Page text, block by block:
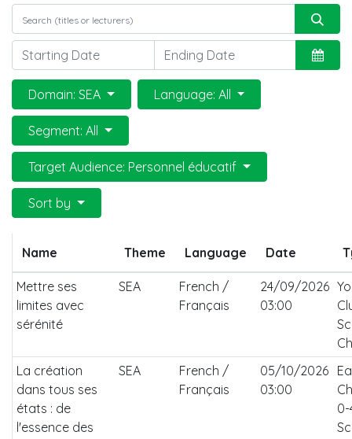
Domain: SEA Language: All
Segment: All
Target Audience: Personnel éducatif
Sort by
Name Theme Language Date
Mettre ses
limites avec
sérénité
SEA
French /
Français
24/09/2026
03:00
La création
dans tous ses
états : de
l'essence des
SEA
French /
Français
05/10/2026
03:00
0-